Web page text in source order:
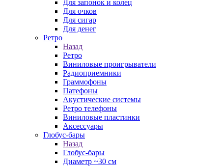
Для запонок и колец
Для очков
Для сигар
Для денег
Ретро
Назад
Ретро
Виниловые проигрыватели
Радиоприемники
Граммофоны
Патефоны
Акустические системы
Ретро телефоны
Виниловые пластинки
Аксессуары
Глобус-бары
Назад
Глобус-бары
Диаметр ~30 см